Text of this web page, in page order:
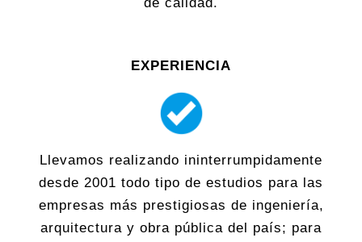
EXPERIENCIA
Llevamos realizando ininterrumpidamente
desde 2001 todo tipo de estudios para las
empresas más prestigiosas de ingeniería,
arquitectura y obra pública del país; para